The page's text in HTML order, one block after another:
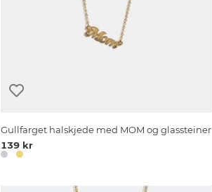
Gullfarget halskjede med MOM og glassteiner
139 kr